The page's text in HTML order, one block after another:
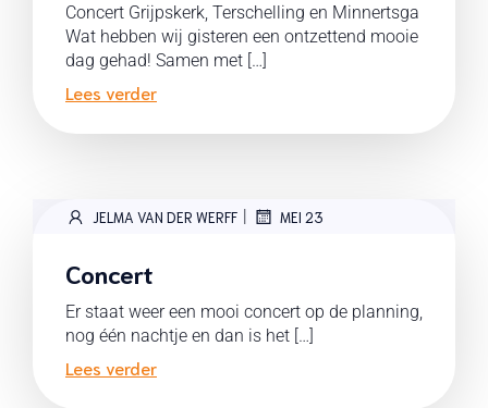
Concert Grijpskerk, Terschelling en Minnertsga
Wat hebben wij gisteren een ontzettend mooie
dag gehad! Samen met […]
Lees verder
JELMA VAN DER WERFF | MEI 23
Concert
Er staat weer een mooi concert op de planning,
nog één nachtje en dan is het […]
Lees verder